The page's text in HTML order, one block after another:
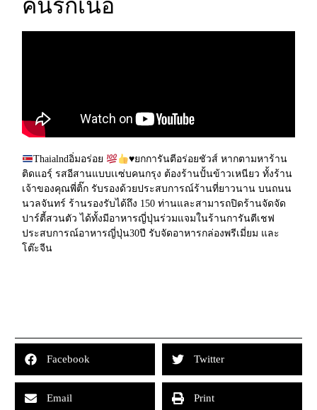
คนรักเนื้อ
Thaialndอิ่มอร่อย ♥️ยกการันตีอร่อยชัวส์ หากตามหาร้าน
ติดแอรฺ์ รสอีสานแบบเเซ่บคนกรุง ต้องร้านปั้นข้าวเหนียว ทั้งร้าน
เจ้าของคุณพี่ติ๊ก รับรองด้วยประสบการณ์ร้านที่ยาวนาน บนถนน
นวลจันทร์ ร้านรองรับได้ถึง 150 ท่านและสามารถปิดร้านจัดจัด
ปาร์ตี้สวนตัว ได้ทั้งมีอาหารญี่ปุ่นร่วมแจมในร้านการันตีเชฟ
ประสบการณ์อาหารญี่ปุ่น30ปี รับจัดอาหารกล่องพรีเมี่ยม และ
โต๊ะจีน
Facebook Twitter
Email Print